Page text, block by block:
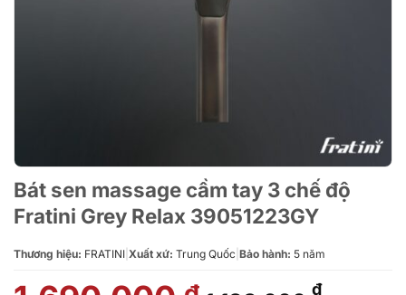
Bát sen massage cầm tay 3 chế độ
Fratini Grey Relax 39051223GY
Thương hiệu: FRATINI Xuất xứ: Trung Quốc Bảo hành: 5 năm
₫